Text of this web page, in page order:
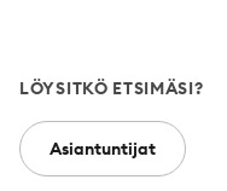
LÖYSITKÖ ETSIMÄSI?
Asiantuntijat